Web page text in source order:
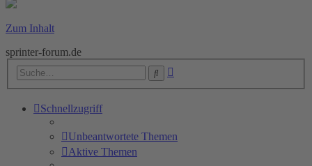
Zum Inhalt
sprinter-forum.de
Suche
Schnellzugriff
Unbeantwortete Themen
Aktive Themen